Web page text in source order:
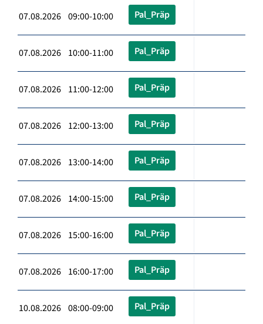
07.08.2026 09:00-10:00 Pal_Präp
07.08.2026 10:00-11:00 Pal_Präp
07.08.2026 11:00-12:00 Pal_Präp
07.08.2026 12:00-13:00 Pal_Präp
07.08.2026 13:00-14:00 Pal_Präp
07.08.2026 14:00-15:00 Pal_Präp
07.08.2026 15:00-16:00 Pal_Präp
07.08.2026 16:00-17:00 Pal_Präp
10.08.2026 08:00-09:00 Pal_Präp